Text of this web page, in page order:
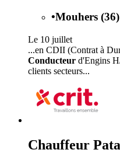
•Mouhers (36)
Le 10 juillet
...en CDII (Contrat à
Conducteur d'Engins
clients secteurs...
Chauffeur